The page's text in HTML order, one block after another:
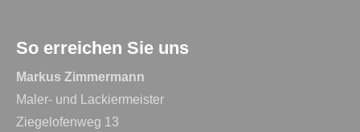
So erreichen Sie uns
Markus Zimmermann
Maler- und Lackiermeister
Ziegelofenweg 13